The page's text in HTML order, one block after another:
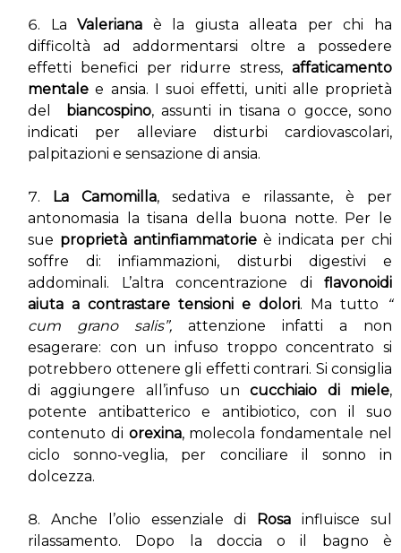
LaValeriana è la giusta alleata per chi ha
difficoltà ad addormentarsi oltre a possedere
effetti benefici per ridurre stress, affaticamento
mentale e ansia. I suoi effetti, uniti alle proprietà
del biancospino, assunti in tisana o gocce, sono
indicati per alleviare disturbi cardiovascolari,
palpitazioni e sensazione di ansia.
La Camomilla, sedativa e rilassante, è per
antonomasia la tisana della buona notte. Per le
sue proprietà antinfiammatorie è indicata per chi
soffre di: infiammazioni, disturbi digestivi e
addominali. L’altra concentrazione di flavonoidi
aiuta a contrastare tensioni e dolori. Ma tutto
“
cum grano salis”, attenzione infatti a non
esagerare: con un infuso troppo concentrato si
potrebbero ottenere gli effetti contrari. Si consiglia
di aggiungere all’infuso uncucchiaio di miele,
potente antibatterico e antibiotico, con il suo
contenuto di orexina, molecola fondamentale nel
ciclo sonno-veglia, per conciliare il sonno in
dolcezza.
Anche l’olio essenziale di Rosa influisce sul
rilassamento. Dopo la doccia o il bagno è